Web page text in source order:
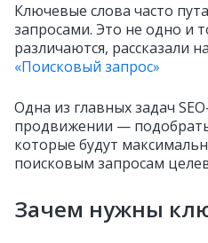
Ключевые слова часто
запросами. Это не одно и
различаются, рассказали
«Поисковый запрос»
Одна из главных задач
продвижении —
которые будут
поисковым запросам
Зачем нужны